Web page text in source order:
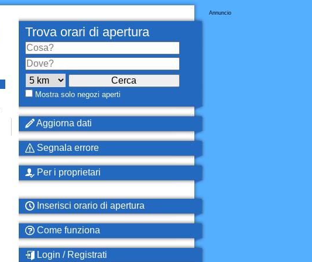
Annuncio
Trova orari di apertura
Mostra solo negozi aperti
Aggiorna dati
Segnala errore
Per i proprietari
Inserisci orario di apertura
Come funziona
Login / Registrati